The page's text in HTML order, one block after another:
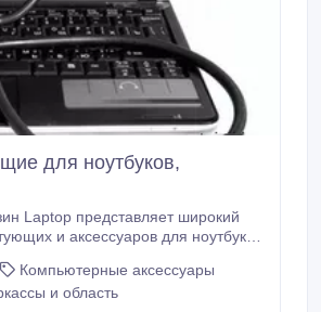
для ноутбуков,
Laptop представляет широкий
и аксессуаров для ноутбуков,
зарядных
Компьютерные аксессуары
и область